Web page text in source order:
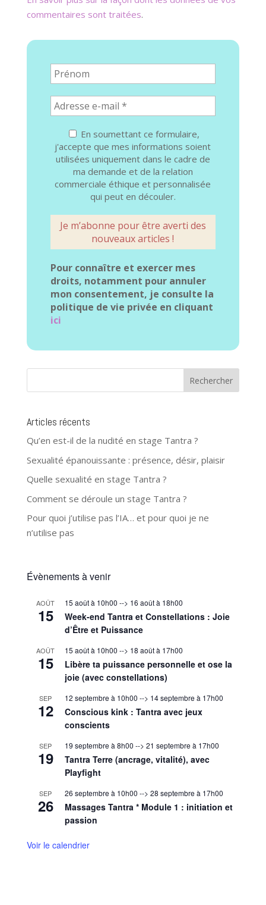
commentaires sont traitées.
En soumettant ce formulaire,
j'accepte que mes informations soient
utilisées uniquement dans le cadre de
ma demande et de la relation
commerciale éthique et personnalisée
qui peut en découler.
Pour connaître et exercer mes
droits, notamment pour annuler
mon consentement, je consulte la
politique de vie privée en cliquant
ici
Articles récents
Qu’en est-il de la nudité en stage Tantra ?
Sexualité épanouissante : présence, désir, plaisir
Quelle sexualité en stage Tantra ?
Comment se déroule un stage Tantra ?
Pour quoi j’utilise pas l’IA… et pour quoi je ne
n’utilise pas
Évènements à venir
AOÛT
15
15 août à 10h00 --> 16 août à 18h00
Week-end Tantra et Constellations : Joie
d’Être et Puissance
AOÛT
15
15 août à 10h00 --> 18 août à 17h00
Libère ta puissance personnelle et ose la
joie (avec constellations)
SEP
12
12 septembre à 10h00 --> 14 septembre à 17h00
Conscious kink : Tantra avec jeux
conscients
SEP
19
19 septembre à 8h00 --> 21 septembre à 17h00
Tantra Terre (ancrage, vitalité), avec
Playfight
SEP
26
26 septembre à 10h00 --> 28 septembre à 17h00
Massages Tantra * Module 1 : initiation et
passion
Voir le calendrier